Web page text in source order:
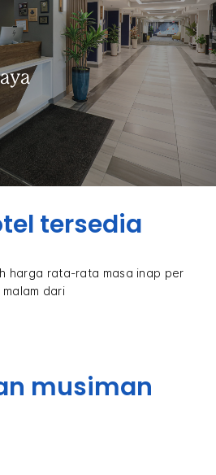
tersedia
harga rata-rata masa inap per
malam dari
musiman